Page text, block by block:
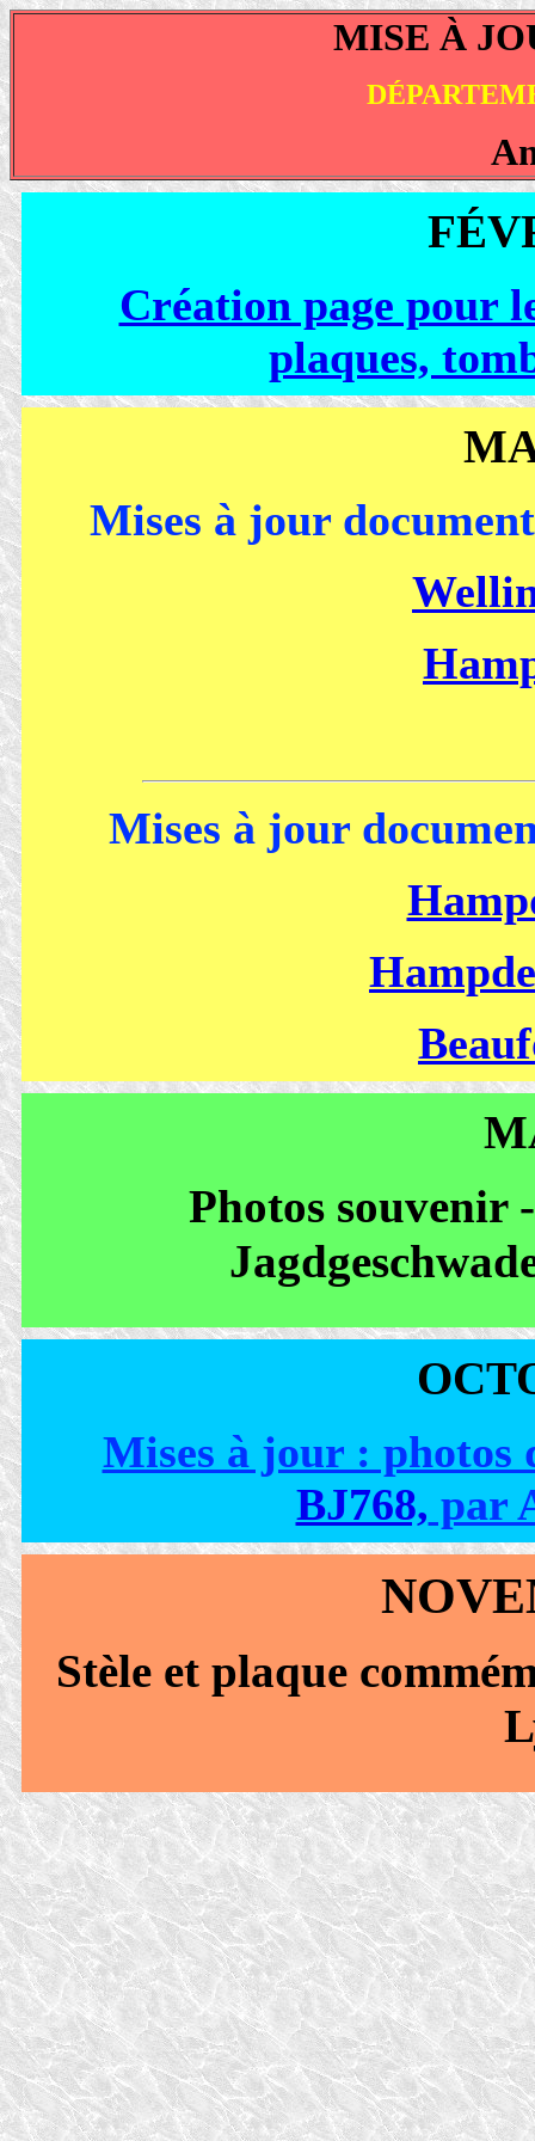
MISE À
Création page pour
plaques,
Mises à jour
Mises à jour
Photos souvenir -
Mises à jour : photos
BJ768, par
Stèle et plaque